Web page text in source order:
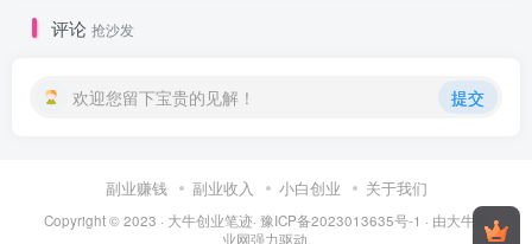
评论 抢沙发
欢迎您留下宝贵的见解！ 提交
副业赚钱 副业收入 小白创业 关于我们
Copyright © 2023 · 大牛创业笔迹· 豫ICP备2023013635号-1 · 由大牛创
业网强力驱动.